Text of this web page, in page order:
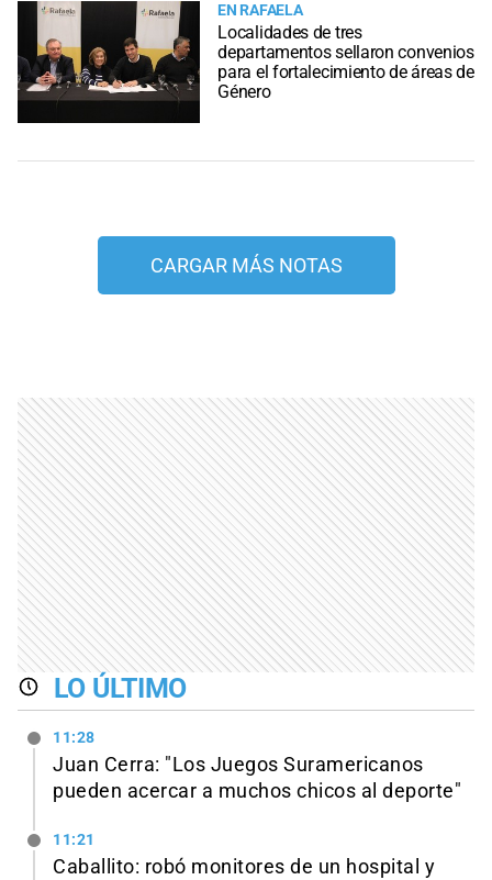
EN RAFAELA
Localidades de tres
departamentos sellaron convenios
para el fortalecimiento de áreas de
Género
CARGAR MÁS NOTAS
LO ÚLTIMO
11:28
Juan Cerra: "Los Juegos Suramericanos
pueden acercar a muchos chicos al deporte"
11:21
Caballito: robó monitores de un hospital y